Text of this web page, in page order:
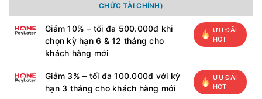
CHỨC TÀI CHÍNH)
Giảm 10% – tối đa 500.000đ khi
chọn kỳ hạn 6 & 12 tháng cho
khách hàng mới
ƯU ĐÃI
HOT
Giảm 3% – tối đa 100.000đ với kỳ
hạn 3 tháng cho khách hàng mới
ƯU ĐÃI
HOT